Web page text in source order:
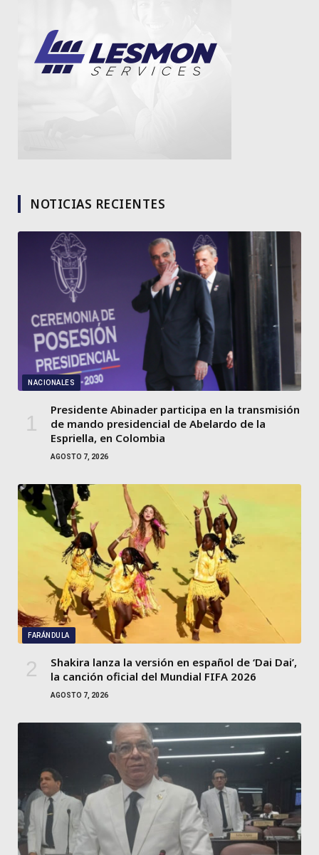
NOTICIAS RECIENTES
NACIONALES
Presidente Abinader participa en la transmisión
de mando presidencial de Abelardo de la
Espriella, en Colombia
AGOSTO 7, 2026
FARÁNDULA
Shakira lanza la versión en español de ‘Dai Dai’,
la canción oficial del Mundial FIFA 2026
AGOSTO 7, 2026